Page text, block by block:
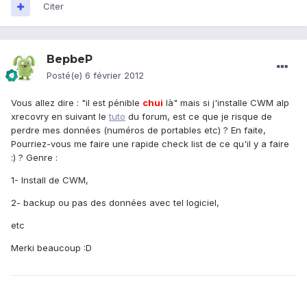
Citer
BepbeP
Posté(e) 6 février 2012
Vous allez dire : "il est pénible chui là" mais si j'installe CWM alp
xrecovry en suivant letuto du forum, est ce que je risque de
perdre mes données (numéros de portables etc) ? En faite,
Pourriez-vous me faire une rapide check list de ce qu'il y a faire
:) ? Genre :
1- Install de CWM,
2- backup ou pas des données avec tel logiciel,
etc
Merki beaucoup :D